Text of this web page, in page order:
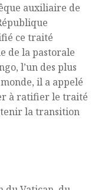
auxiliaire de
ce traité
de la pastorale
l’un des plus
il a appelé
à ratifier le traité
la transition